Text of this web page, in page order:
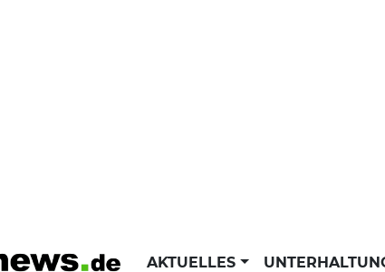
AKTUELLES